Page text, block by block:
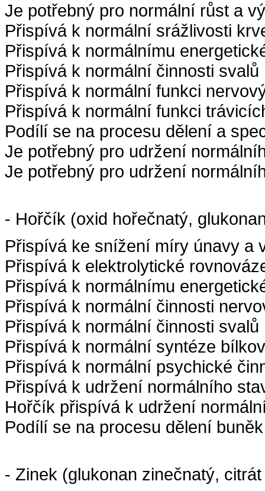
Je potřebný pro normální růst a
Přispívá k normální srážlivosti
Přispívá k normálnímu
Přispívá k normální činnosti svalů
Přispívá k normální funkci
Přispívá k normální funkci
Podílí se na procesu dělení a
Je potřebný pro udržení
Je potřebný pro udržení
- Hořčík (oxid hořečnatý,
Přispívá ke snížení míry únavy a
Přispívá k elektrolytické
Přispívá k normálnímu
Přispívá k normální činnosti
Přispívá k normální činnosti svalů
Přispívá k normální syntéze
Přispívá k normální psychické
Přispívá k udržení normálního
Hořčík přispívá k udržení
Podílí se na procesu dělení buněk
- Zinek (glukonan zinečnatý,